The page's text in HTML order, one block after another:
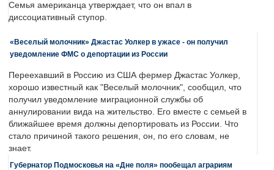
Семья американца утверждает, что он впал в
диссоциативный ступор.
«Веселый молочник» Джастас Уолкер в ужасе - он получил
уведомление ФМС о депортации из России
Переехавший в Россию из США фермер Джастас Уолкер,
хорошо известный как "Веселый молочник", сообщил, что
получил уведомление миграционной службы об
аннулировании вида на жительство. Его вместе с семьей в
ближайшее время должны депортировать из России. Что
стало причиной такого решения, он, по его словам, не
знает.
Губернатор Подмосковья на «Дне поля» пообещал аграриям